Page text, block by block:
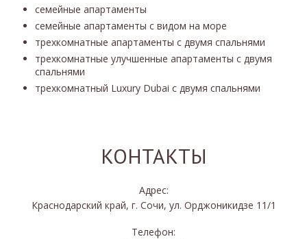
семейные апартаменты
семейные апартаменты с видом на море
трехкомнатные апартаменты с двумя спальнями
трехкомнатные улучшенные апартаменты с двумя
спальнями
трехкомнатный Luxury Dubai с двумя спальнями
КОНТАКТЫ
Адрес:
Краснодарский край, г. Сочи, ул. Орджоникидзе 11/1
Телефон: